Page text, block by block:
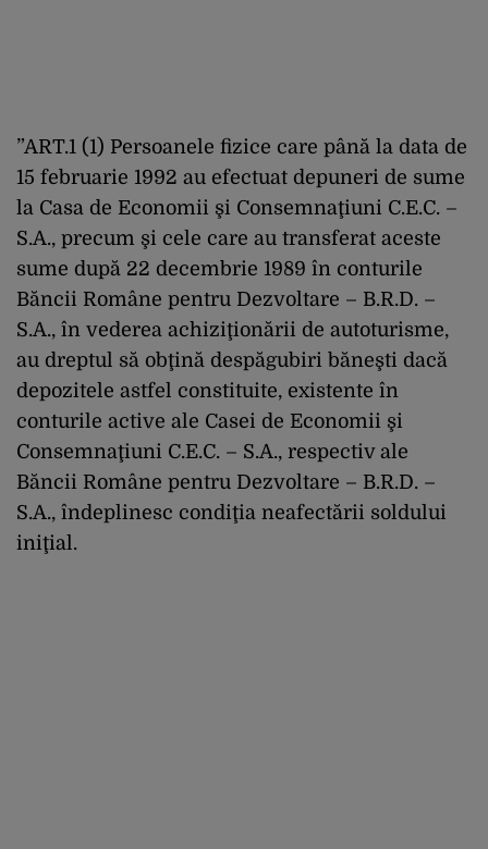
”ART.1 (1) Persoanele fizice care până la data de
15 februarie 1992 au efectuat depuneri de sume
la Casa de Economii şi Consemnaţiuni C.E.C. –
S.A., precum şi cele care au transferat aceste
sume după 22 decembrie 1989 în conturile
Băncii Române pentru Dezvoltare – B.R.D. –
S.A., în vederea achiziţionării de autoturisme,
au dreptul să obţină despăgubiri băneşti dacă
depozitele astfel constituite, existente în
conturile active ale Casei de Economii şi
Consemnaţiuni C.E.C. – S.A., respectiv ale
Băncii Române pentru Dezvoltare – B.R.D. –
S.A., îndeplinesc condiţia neafectării soldului
iniţial.